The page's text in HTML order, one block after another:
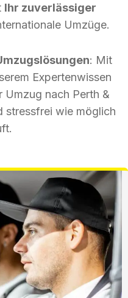
Ihr zuverlässiger
Umzüge.
: Mit
Expertenwissen
Umzug nach Perth &
stressfrei wie möglich